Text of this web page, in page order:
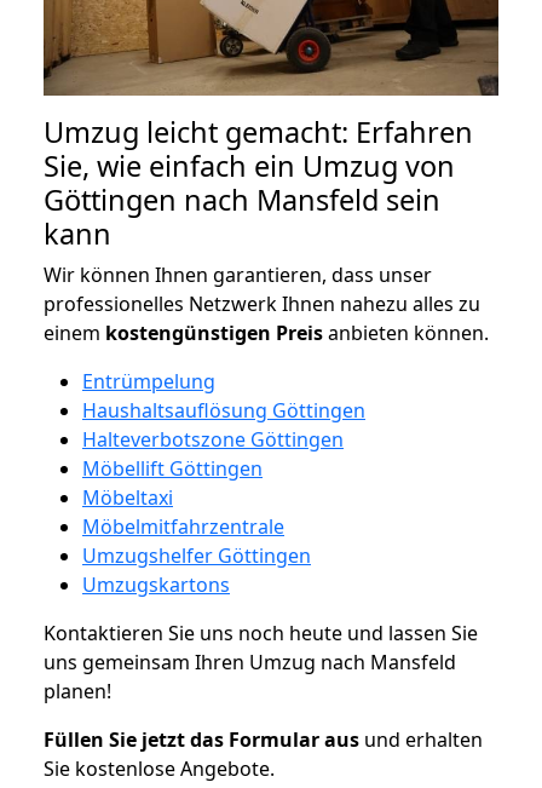
Umzug leicht gemacht: Erfahren
Sie, wie einfach ein Umzug von
Göttingen nach Mansfeld sein
kann
Wir können Ihnen garantieren, dass unser
professionelles Netzwerk Ihnen nahezu alles zu
einem kostengünstigen Preisanbieten können.
Entrümpelung
Haushaltsauflösung Göttingen
Halteverbotszone Göttingen
Möbellift Göttingen
Möbeltaxi
Möbelmitfahrzentrale
Umzugshelfer Göttingen
Umzugskartons
Kontaktieren Sie uns noch heute und lassen Sie
uns gemeinsam Ihren Umzug nach Mansfeld
planen!
Füllen Sie jetzt das Formular aus und erhalten
Sie kostenlose Angebote.